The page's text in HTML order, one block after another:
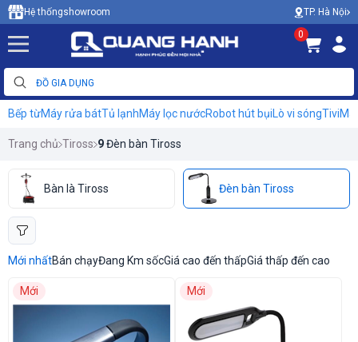
Hệ thốngshowroom TP. Hà Nội
0
Bếp từMáy rửa bátTủ lạnhMáy lọc nướcRobot hút bụiLò vi sóngTivi
Trang chủ Tiross 9Đèn bàn Tiross
Bàn là Tiross Đèn bàn Tiross
Mới nhấtBán chạyĐang Km sốcGiá cao đến thấpGiá thấp đến cao
Mới Mới